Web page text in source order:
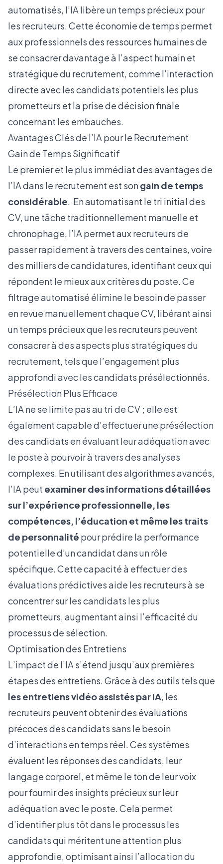
automatisés, l’IA libère un temps précieux pour
les recruteurs. Cette économie de temps permet
aux professionnels des ressources humaines de
se consacrer davantage à l’aspect humain et
stratégique du recrutement, comme l’interaction
directe avec les candidats potentiels les plus
prometteurs et la prise de décision finale
concernant les embauches.
Avantages Clés de l’IA pour le Recrutement
Gain de Temps Significatif
Le premier et le plus immédiat des avantages de
l’IA dans le recrutement est songain de temps
considérable. En automatisant le tri initial des
CV, une tâche traditionnellement manuelle et
chronophage, l’IA permet aux recruteurs de
passer rapidement à travers des centaines, voire
des milliers de candidatures, identifiant ceux qui
répondent le mieux aux critères du poste. Ce
filtrage automatisé élimine le besoin de passer
en revue manuellement chaque CV, libérant ainsi
un temps précieux que les recruteurs peuvent
consacrer à des aspects plus stratégiques du
recrutement, tels que l’engagement plus
approfondi avec les candidats présélectionnés.
Présélection Plus Efficace
L’IA ne se limite pas au tri de CV ; elle est
également capable d’effectuer une présélection
des candidats en évaluant leur adéquation avec
le poste à pourvoir à travers des analyses
complexes. En utilisant des algorithmes avancés,
l’IA peut examiner des informations détaillées
sur l’expérience professionnelle, les
compétences, l’éducation et même les traits
de personnalité pour prédire la performance
potentielle d’un candidat dans un rôle
spécifique. Cette capacité à effectuer des
évaluations prédictives aide les recruteurs à se
concentrer sur les candidats les plus
prometteurs, augmentant ainsi l’efficacité du
processus de sélection.
Optimisation des Entretiens
L’impact de l’IA s’étend jusqu’aux premières
étapes des entretiens. Grâce à des outils tels que
les entretiens vidéo assistés par IA, les
recruteurs peuvent obtenir des évaluations
précoces des candidats sans le besoin
d’interactions en temps réel. Ces systèmes
évaluent les réponses des candidats, leur
langage corporel, et même le ton de leur voix
pour fournir des insights précieux sur leur
adéquation avec le poste. Cela permet
d’identifier plus tôt dans le processus les
candidats qui méritent une attention plus
approfondie, optimisant ainsi l’allocation du